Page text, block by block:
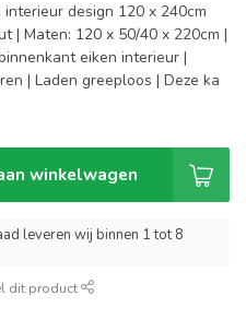
design 120 x 240cm
| Maten: 120 x 50/40 x 220cm |
eiken interieur |
| Laden greeploos | Deze ka
winkelwagen
leveren wij binnen 1 tot 8
dit product